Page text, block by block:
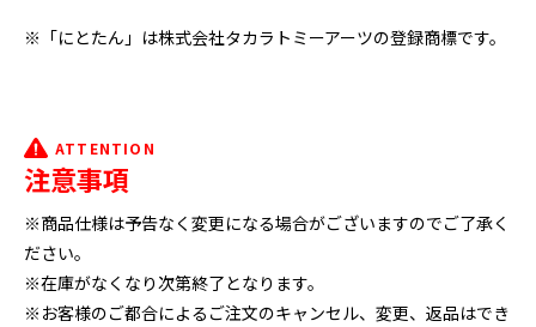
※「にとたん」は株式会社タカラトミーアーツの登録商標です。
ATTENTION
注意事項
※商品仕様は予告なく変更になる場合がございますのでご了承く
ださい。
※在庫がなくなり次第終了となります。
※お客様のご都合によるご注文のキャンセル、変更、返品はでき